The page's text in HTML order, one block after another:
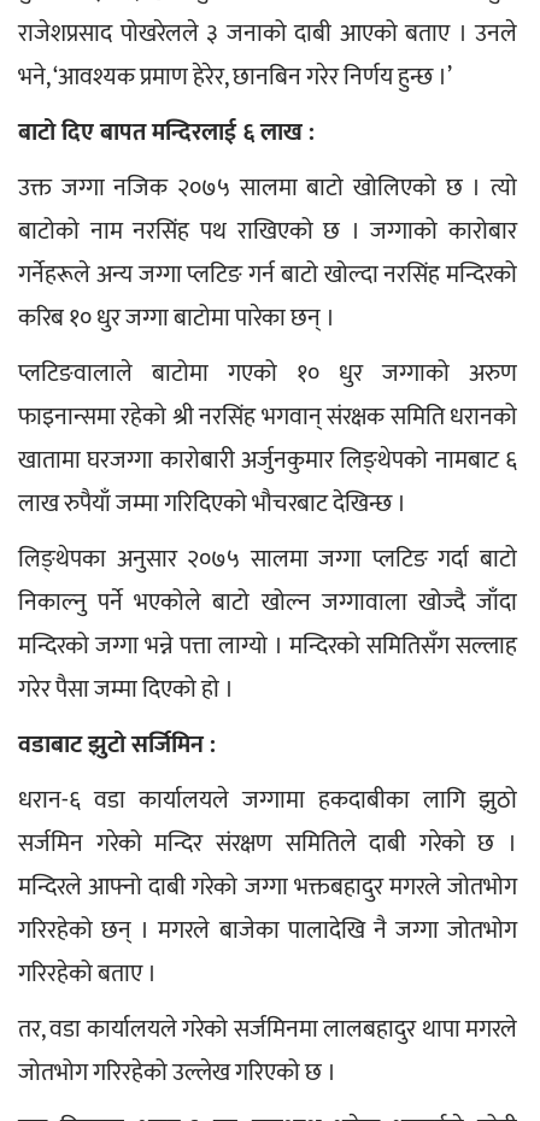
राजेशप्रसाद पोखरेलले ३ जनाको दाबी आएको बताए । उनले
भने, ‘आवश्यक प्रमाण हेरेर, छानबिन गरेर निर्णय हुन्छ ।’
बाटो दिए बापत मन्दिरलाई ६ लाख :
उक्त जग्गा नजिक २०७५ सालमा बाटो खोलिएको छ । त्यो
बाटोको नाम नरसिंह पथ राखिएको छ । जग्गाको कारोबार
गर्नेहरूले अन्य जग्गा प्लटिङ गर्न बाटो खोल्दा नरसिंह मन्दिरको
करिब १० धुर जग्गा बाटोमा पारेका छन् ।
प्लटिङवालाले बाटोमा गएको १० धुर जग्गाको अरुण
फाइनान्समा रहेको श्री नरसिंह भगवान् संरक्षक समिति धरानको
खातामा घरजग्गा कारोबारी अर्जुनकुमार लिङ्थेपको नामबाट ६
लाख रुपैयाँ जम्मा गरिदिएको भौचरबाट देखिन्छ ।
लिङ्थेपका अनुसार २०७५ सालमा जग्गा प्लटिङ गर्दा बाटो
निकाल्नु पर्ने भएकोले बाटो खोल्न जग्गावाला खोज्दै जाँदा
मन्दिरको जग्गा भन्ने पत्ता लाग्यो । मन्दिरको समितिसँग सल्लाह
गरेर पैसा जम्मा दिएको हो ।
वडाबाट झुटो सर्जिमिन :
धरान-६ वडा कार्यालयले जग्गामा हकदाबीका लागि झुठो
सर्जमिन गरेको मन्दिर संरक्षण समितिले दाबी गरेको छ ।
मन्दिरले आफ्नो दाबी गरेको जग्गा भक्तबहादुर मगरले जोतभोग
गरिरहेको छन् । मगरले बाजेका पालादेखि नै जग्गा जोतभोग
गरिरहेको बताए ।
तर, वडा कार्यालयले गरेको सर्जमिनमा लालबहादुर थापा मगरले
जोतभोग गरिरहेको उल्लेख गरिएको छ ।